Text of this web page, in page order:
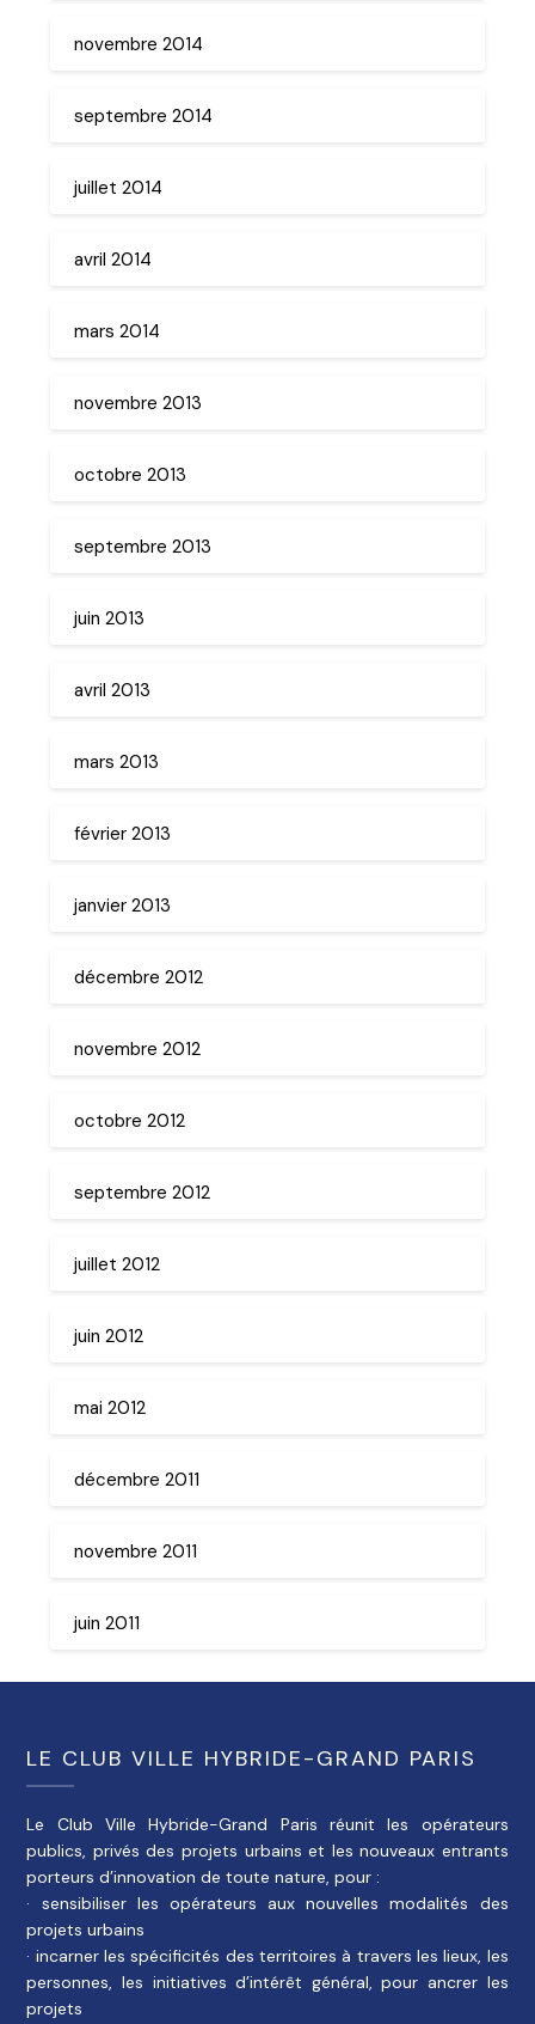
novembre 2014
septembre 2014
juillet 2014
avril 2014
mars 2014
novembre 2013
octobre 2013
septembre 2013
juin 2013
avril 2013
mars 2013
février 2013
janvier 2013
décembre 2012
novembre 2012
octobre 2012
septembre 2012
juillet 2012
juin 2012
mai 2012
décembre 2011
novembre 2011
juin 2011
LE CLUB VILLE HYBRIDE-GRAND PARIS
Le Club Ville Hybride-Grand Paris réunit les opérateurs
publics, privés des projets urbains et les nouveaux entrants
porteurs d’innovation de toute nature, pour :
· sensibiliser les opérateurs aux nouvelles modalités des
projets urbains
· incarner les spécificités des territoires à travers les lieux, les
personnes, les initiatives d’intérêt général, pour ancrer les
projets